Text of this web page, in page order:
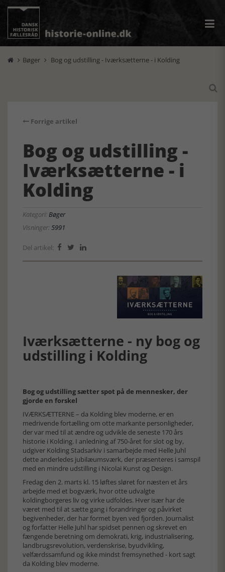
 Bøger  Bog og udstilling - Iværksætterne - i Kolding

Forrige artikel
Bog og udstilling -
Iværksætterne - i
Kolding
Kategori:Bøger
Visninger:5991
Del artikel:   
Iværksætterne - ny bog og
udstilling i Kolding
Bog og udstilling sætter spot på de mennesker, der
gjorde en forskel
IVÆRKSÆTTERNE – da Kolding blev moderne, er en
medrivende fortælling om otte markante personligheder,
der var med til at ændre og udvikle de seneste 170 års
historie i Kolding. I anledning af 750-året for slot og by,
udgiver Kolding Stadsarkiv i samarbejde med Helle Juhl
dette anderledes jubilæumsværk, der præsenteres i samspil
med en mindre udstilling i Nicolai Kunst og Design.
Fredag den 2. marts kl. 15 løftes sløret for næsten et års
arbejde med et bogværk, hvor otte udvalgte
koldingborgeres liv og virke udfoldes. Hver især har de
været med til at sætte gang i forandringer og påvirket
begivenheder, der har formet byen ved fjorden. Journalist
og forfatter Helle Juhl har spidset pennen og skrevet en
fængende beretning om demokrati, krig, industrialisering,
landbrugsrevolution, verdenskrise, byudvikling,
velfærdssamfund og ikke mindst fremsynethed - kort sagt
da Kolding blev moderne.